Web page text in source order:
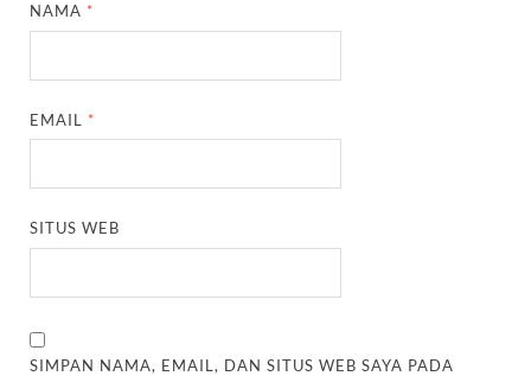
NAMA *
EMAIL *
SITUS WEB
SIMPAN NAMA, EMAIL, DAN SITUS WEB SAYA PADA